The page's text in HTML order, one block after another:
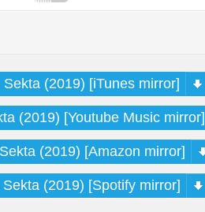
(2019) [iTunes mirror]
(2019) [Youtube Music mirror]
(2019) [Amazon mirror]
(2019) [Spotify mirror]